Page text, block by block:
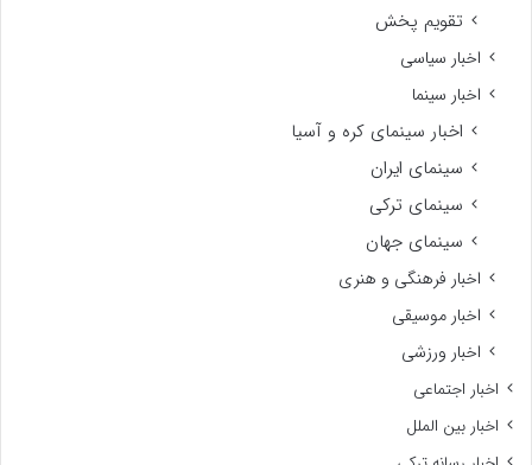
تقویم پخش
اخبار سیاسی
اخبار سینما
اخبار سینمای کره و آسیا
سینمای ایران
سینمای ترکی
سینمای جهان
اخبار فرهنگی و هنری
اخبار موسیقی
اخبار ورزشی
اخبار اجتماعی
اخبار بین الملل